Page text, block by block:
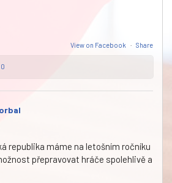
View on Facebook · Share
0
republika máme na letošním ročníku
přepravovat hráče spolehlivě a